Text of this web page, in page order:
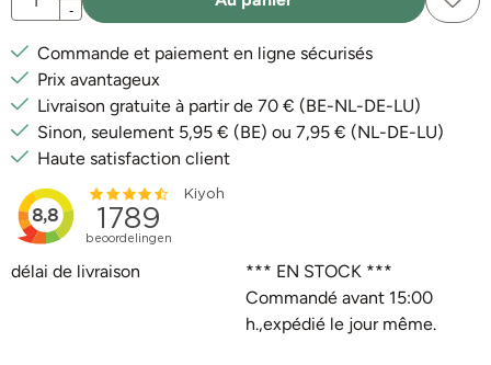
-
Commande et paiement en ligne sécurisés
Prix avantageux
Livraison gratuite à partir de 70 € (BE-NL-DE-LU)
Sinon, seulement 5,95 € (BE) ou 7,95 € (NL-DE-LU)
Haute satisfaction client
délai de livraison
*** EN STOCK ***
Commandé avant 15:00
h.,expédié le jour même.